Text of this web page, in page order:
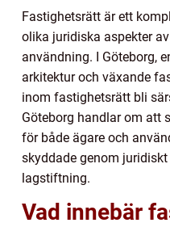
Fastighetsrätt är ett
olika juridiska aspekter
användning. I Göteborg,
arkitektur och växande
inom fastighetsrätt bli
Göteborg handlar om att
för både ägare och
skyddade genom
lagstiftning.
Vad innebär